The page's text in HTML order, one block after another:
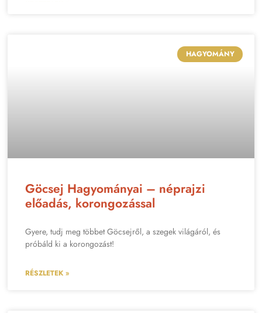
HAGYOMÁNY
Göcsej Hagyományai – néprajzi
előadás, korongozással
Gyere, tudj meg többet Göcsejről, a szegek világáról, és
próbáld ki a korongozást!
RÉSZLETEK »